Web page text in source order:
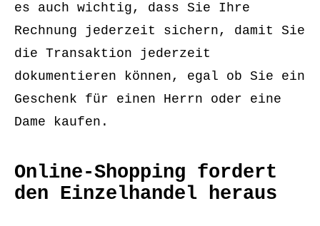
es auch wichtig, dass Sie Ihre
Rechnung jederzeit sichern, damit Sie
die Transaktion jederzeit
dokumentieren können, egal ob Sie ein
Geschenk für einen Herrn oder eine
Dame kaufen.
Online-Shopping fordert
den Einzelhandel heraus